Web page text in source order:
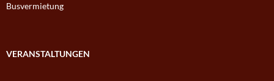
Busvermietung
VERANSTALTUNGEN